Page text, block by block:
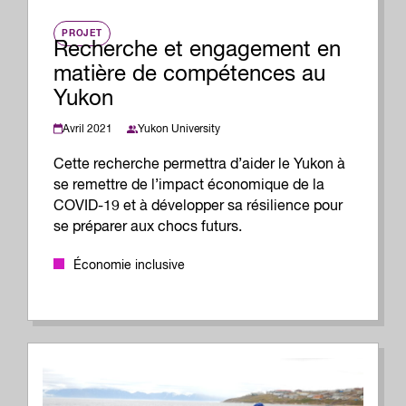
PROJET
Recherche et engagement en
matière de compétences au
Yukon
Avril 2021 Yukon University
Cette recherche permettra d’aider le Yukon à
se remettre de l’impact économique de la
COVID-19 et à développer sa résilience pour
se préparer aux chocs futurs.
Économie inclusive